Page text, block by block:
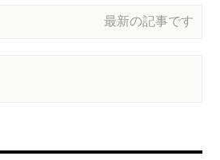
最新の記事です